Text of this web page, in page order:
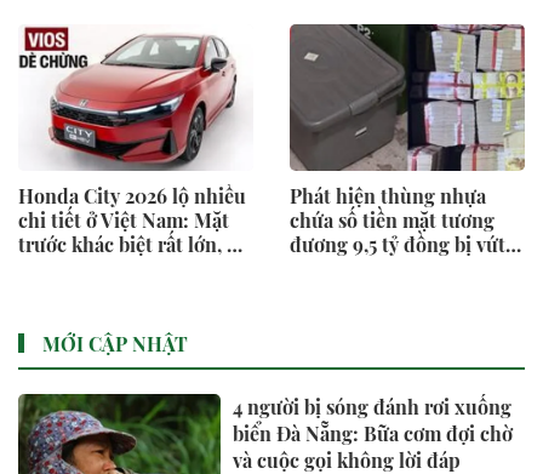
Honda City 2026 lộ nhiều
chi tiết ở Việt Nam: Mặt
trước khác biệt rất lớn, dễ
Phát hiện thùng nhựa
chứa số tiền mặt tương
đương 9,5 tỷ đồng bị vứt
MỚI CẬP NHẬT
4 người bị sóng đánh rơi xuống
biển Đà Nẵng: Bữa cơm đợi chờ
và cuộc gọi không lời đáp